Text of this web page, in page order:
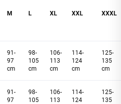
M L XL XXL XXXL
91-
97
cm
98-
105
cm
106-
113
cm
114-
124
cm
125-
135
cm
91-
97
98-
105
106-
113
114-
124
125-
135